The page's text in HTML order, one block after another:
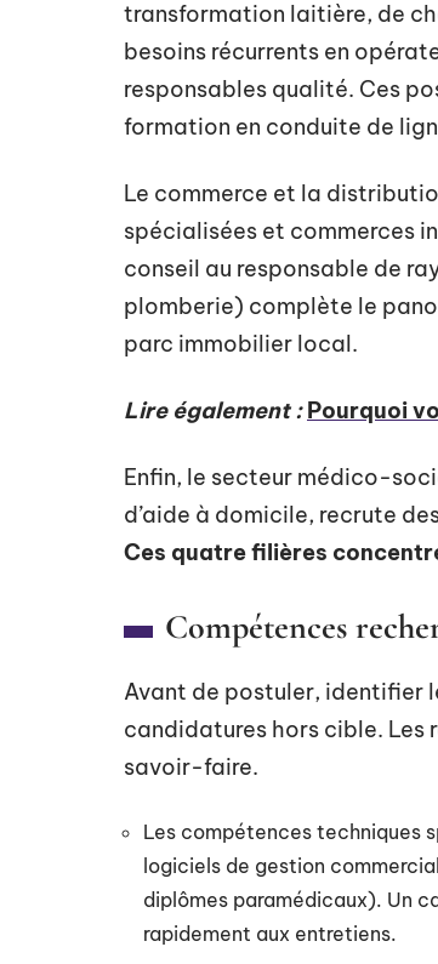
transformation laitière, de
besoins récurrents en
responsables qualité. Ces
formation en conduite de
Le commerce et la
spécialisées et commerces
conseil au responsable de
plomberie) complète le
parc immobilier local.
Lire également : Pourquoi
Enfin, le secteur médico-
d’aide à domicile, recrute
Ces quatre filières
Compétences
Avant de postuler, identifier
candidatures hors cible. Les
savoir-faire.
Les compétences techniques
logiciels de gestion
diplômes paramédicaux). Un
rapidement aux entretiens.